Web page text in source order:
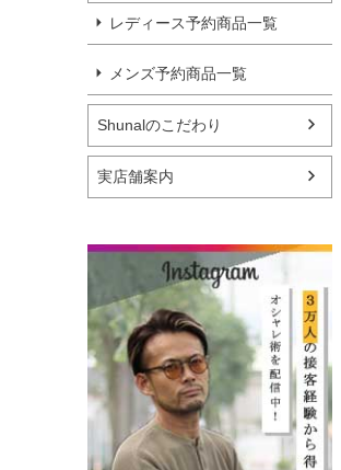
レディース予約商品一覧
メンズ予約商品一覧
Shunalのこだわり
実店舗案内